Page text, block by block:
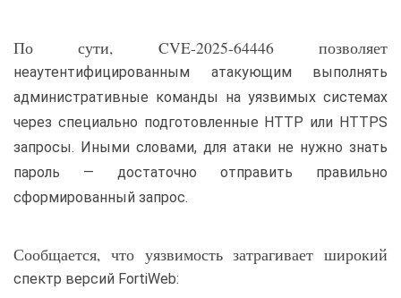
По сути, CVE-2025-64446 позволяет
неаутентифицированным атакующим выполнять
административные команды на уязвимых системах
через специально подготовленные HTTP или HTTPS
запросы. Иными словами, для атаки не нужно знать
пароль — достаточно отправить правильно
сформированный запрос.
Сообщается, что уязвимость затрагивает широкий
спектр версий FortiWeb: